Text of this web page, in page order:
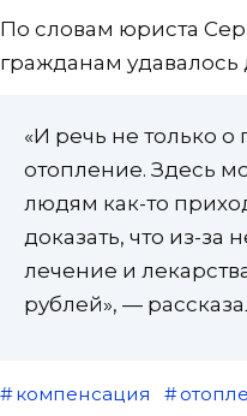
По словам юриста
гражданам
«И речь не только
отопление. Здесь
людям как-то
доказать, что из-за
лечение и
рублей», —
компенсация